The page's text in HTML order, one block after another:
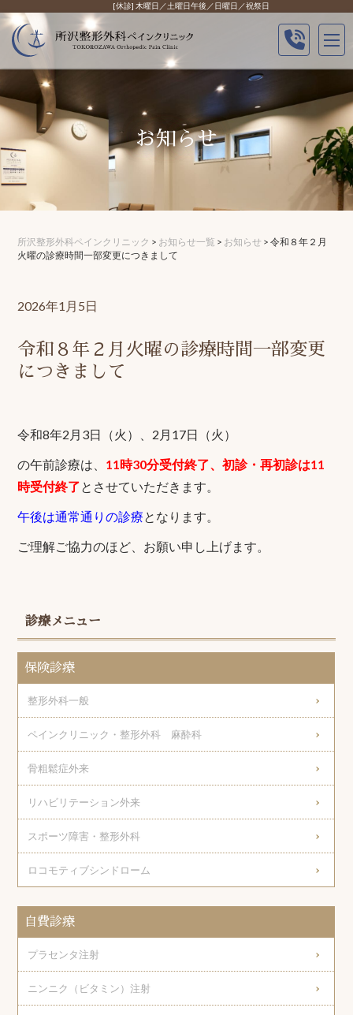
to
content
[休診] 木曜日／土曜日午後／日曜日／祝祭日
お知らせ
所沢整形外科ペインクリニック > お知らせ一覧 > お知らせ >令和８年２月
火曜の診療時間一部変更につきまして
2026年1月5日
令和８年２月火曜の診療時間一部変更
につきまして
令和8年2月3日（火）、2月17日（火）
の午前診療は、 11時30分受付終了、初診・再初診は11
時受付終了とさせていただきます。
午後は通常通りの診療となります。
ご理解ご協力のほど、お願い申し上げます。
診療メニュー
保険診療
整形外科一般
ペインクリニック・整形外科 麻酔科
骨粗鬆症外来
リハビリテーション外来
スポーツ障害・整形外科
ロコモティブシンドローム
自費診療
プラセンタ注射
ニンニク（ビタミン）注射